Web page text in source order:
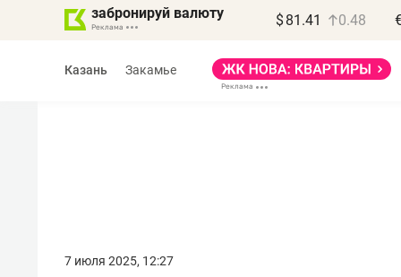
забронируй валюту $ 81.41 0.48
Казань Закамье
7 июля 2025, 12:27